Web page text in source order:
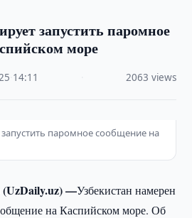
запустить паромное
море
14:11 2063 views
паромное сообщение на
(UzDaily.uz) —Узбекистан намерен
на Каспийском море. Об